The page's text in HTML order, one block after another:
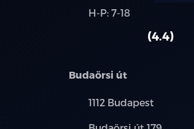
használt
Alkatrész,
H-P: 7-18
4.4
Budaörsi út
Település:
1112 Budapest
Cím: